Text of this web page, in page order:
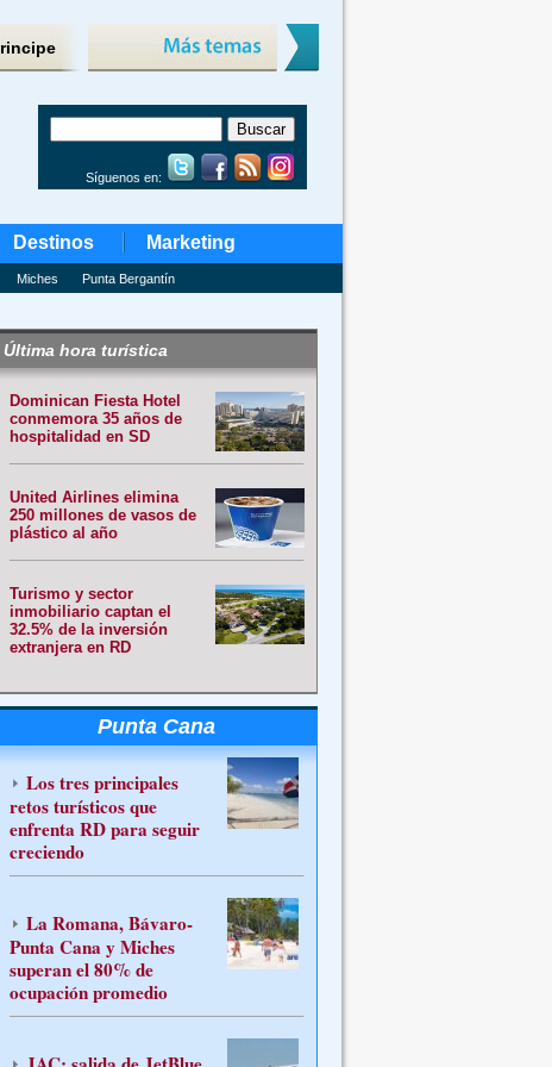
Síguenos en:
Destinos Marketing
Miches Punta Bergantín
Última hora turística
Dominican Fiesta Hotel
conmemora 35 años de
hospitalidad en SD
United Airlines elimina
250 millones de vasos de
plástico al año
Turismo y sector
inmobiliario captan el
32.5% de la inversión
extranjera en RD
Punta Cana
Los tres principales
retos turísticos que
enfrenta RD para seguir
creciendo
La Romana, Bávaro-
Punta Cana y Miches
superan el 80% de
ocupación promedio